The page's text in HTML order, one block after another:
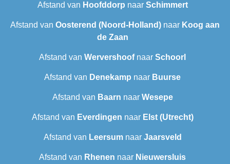
Afstand van Hoofddorp naar Schimmert
Afstand van Oosterend (Noord-Holland) naar Koog aan
de Zaan
Afstand van Wervershoofnaar Schoorl
Afstand van Denekamp naar Buurse
Afstand van Baarn naar Wesepe
Afstand van Everdingen naar Elst (Utrecht)
Afstand van Leersumnaar Jaarsveld
Afstand van Rhenen naar Nieuwersluis